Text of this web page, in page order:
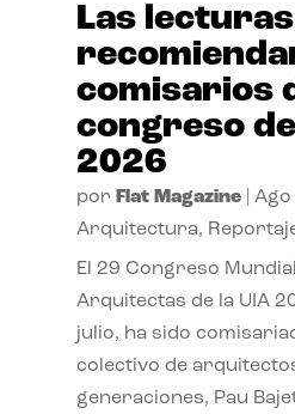
Las
comisarios
congreso
2026
por Flat Magazine| Ago
Arquitectura,
El 29 Congreso
Arquitectas de la UIA
julio, ha sido
colectivo de
generaciones, Pau